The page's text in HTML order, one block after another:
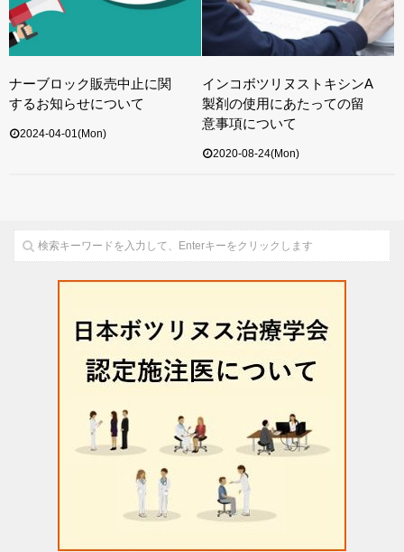
ナーブロック販売中止に関
するお知らせについて
2024-04-01(Mon)
インコボツリヌストキシンA
製剤の使用にあたっての留
意事項について
2020-08-24(Mon)